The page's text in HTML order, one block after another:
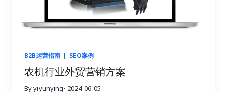
B2B运营指南 | SEO案例
农机行业外贸营销方案
By yiyunying• 2024-06-05